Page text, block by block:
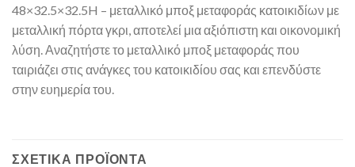
48×32.5×32.5H – μεταλλικό μποξ μεταφοράς κατοικιδίων με
μεταλλική πόρτα γκρι, αποτελεί μια αξιόπιστη και οικονομική
λύση. Αναζητήστε το μεταλλικό μποξ μεταφοράς που
ταιριάζει στις ανάγκες του κατοικιδίου σας και επενδύστε
στην ευημερία του.
ΣΧΕΤΙΚΆ ΠΡΟΪΌΝΤΑ